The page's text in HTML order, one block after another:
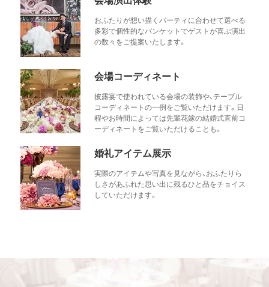
おふたりが想い描くパーティに合わせて選べる
多彩で個性的なバンケットでゲストが喜ぶ演出
の数々をご提案いたします。
会場コーディネート
披露宴で使われている会場の装飾や、テーブル
コーディネートの一例をご覧いただけます。日
程やお時間によっては先輩花嫁の結婚式直前コ
ーディネートをご覧いただけることも。
婚礼アイテム展示
実際のアイテムや写真を見ながら、おふたりら
しさがあふれた思い出に残るひと品をチョイス
していただけます。